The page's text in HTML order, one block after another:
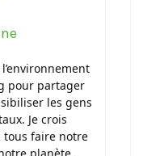
pour partager
les gens
Je crois
tous faire notre